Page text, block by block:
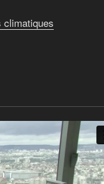
a new subtitled
current affairs,
change or politics.
recent documentaries.
are co-funded by the
climatiques